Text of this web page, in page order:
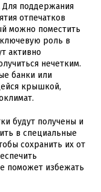
Для поддержания
отпечатков
можно поместить
роль в
активно
нечетким.
банки или
крышкой,
будут получены и
в специальные
сохранить их от
поможет избежать